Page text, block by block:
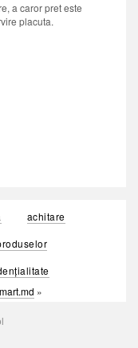
a caror pret este
placuta.
achitare
»